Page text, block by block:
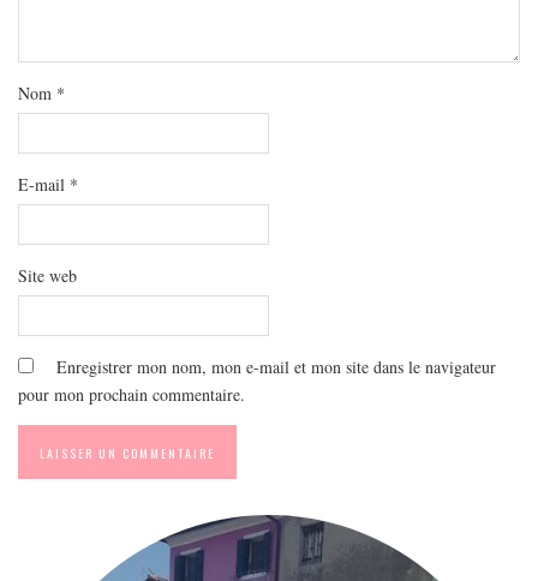
LIFESTYLE
ME CONTACTER
A PROPOS
Nom *
E-mail *
Site web
Enregistrer mon nom, mon e-mail et mon site dans le navigateur
pour mon prochain commentaire.